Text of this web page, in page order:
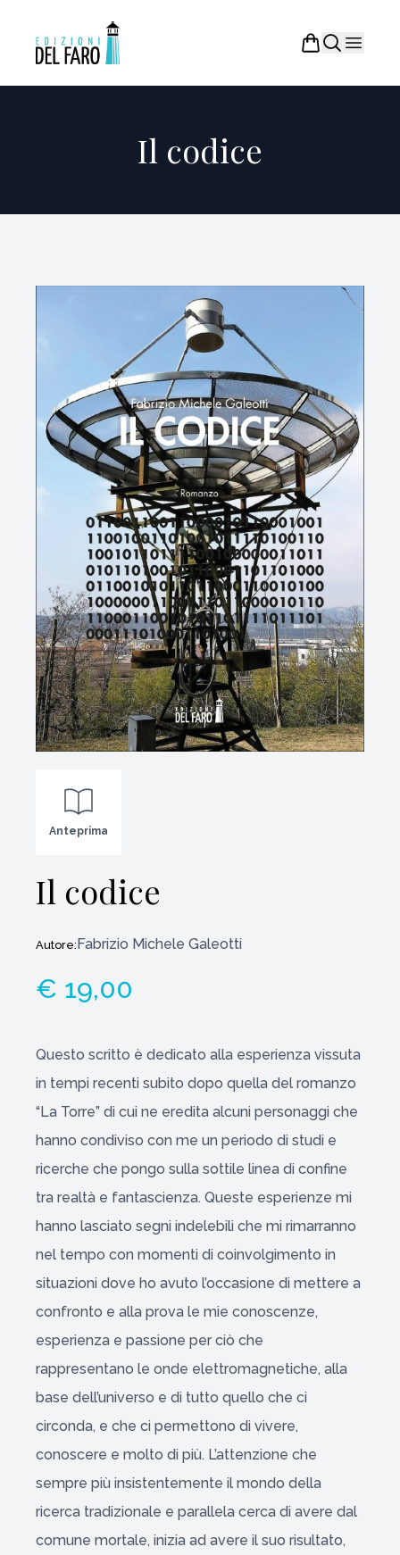
Il codice
Anteprima
Il codice
Autore:Fabrizio Michele Galeotti
€ 19,00
Questo scritto è dedicato alla esperienza vissuta
in tempi recenti subito dopo quella del romanzo
“La Torre” di cui ne eredita alcuni personaggi che
hanno condiviso con me un periodo di studi e
ricerche che pongo sulla sottile linea di confine
tra realtà e fantascienza. Queste esperienze mi
hanno lasciato segni indelebili che mi rimarranno
nel tempo con momenti di coinvolgimento in
situazioni dove ho avuto l’occasione di mettere a
confronto e alla prova le mie conoscenze,
esperienza e passione per ciò che
rappresentano le onde elettromagnetiche, alla
base dell’universo e di tutto quello che ci
circonda, e che ci permettono di vivere,
conoscere e molto di più. L’attenzione che
sempre più insistentemente il mondo della
ricerca tradizionale e parallela cerca di avere dal
comune mortale, inizia ad avere il suo risultato,